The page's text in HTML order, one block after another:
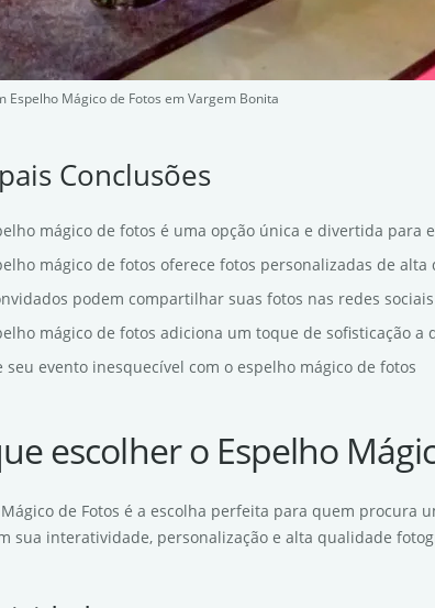
Espelho Mágico de Fotos em Vargem Bonita
Conclusões
mágico de fotos é uma opção única e divertida para
mágico de fotos oferece fotos personalizadas de alta
podem compartilhar suas fotos nas redes
mágico de fotos adiciona um toque de sofisticação a
seu evento inesquecível com o espelho mágico de fotos
escolher o Espelho
de Fotos é a escolha perfeita para quem
sua interatividade, personalização e alta qualidade